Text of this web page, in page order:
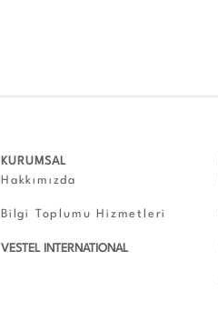
KURUMSAL
Hakkımızda
Bilgi Toplumu Hizmetleri
VESTEL INTERNATIONAL